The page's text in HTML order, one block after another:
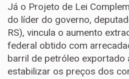
Já o Projeto de Lei
do líder do governo,
RS), vincula o aumento
federal obtido com
barril de petróleo exportado
estabilizar os preços dos